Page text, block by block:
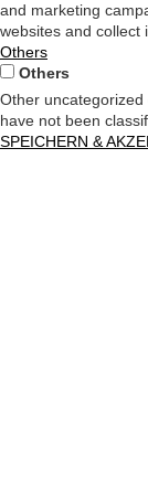
and marketing
websites and collect
Others
Others
Other
have not been
SPEICHERN &